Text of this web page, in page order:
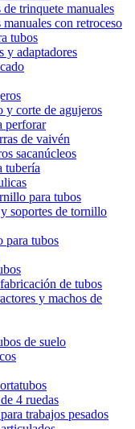
de trinquete manuales
manuales con retroceso
tubos
y adaptadores
corte de agujeros
perforar
de vaivén
sacanúcleos
tubería
para tubos
soportes de tornillo
para tubos
de tubos
y machos de
de suelo
4 ruedas
trabajos pesados